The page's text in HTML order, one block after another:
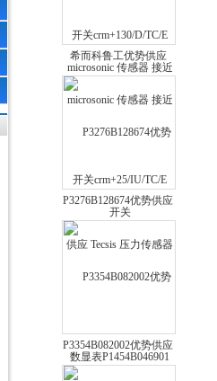
希而科鲁工优势供应
microsonic 传感器 接近
开关
P3276B128674优势供应
Tecsis 压力传感器 数显
表P1454B046901
P3354B082002优势供应
Tecsis 压力传感器 数显